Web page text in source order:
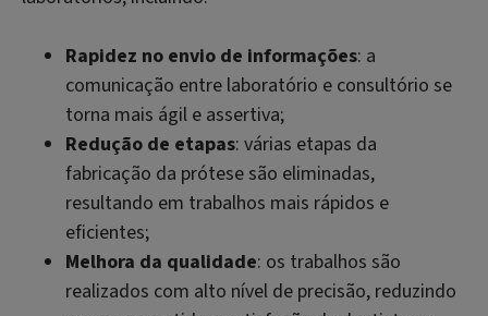
Rapidez no envio de informações: a
comunicação entre laboratório e consultório se
torna mais ágil e assertiva;
Redução de etapas: várias etapas da
fabricação da prótese são eliminadas,
resultando em trabalhos mais rápidos e
eficientes;
Melhora da qualidade: os trabalhos são
realizados com alto nível de precisão, reduzindo